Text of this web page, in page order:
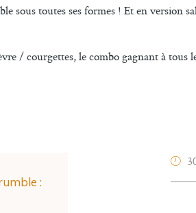
sous toutes ses formes ! Et en version
/ courgettes, le combo gagnant à tous
: